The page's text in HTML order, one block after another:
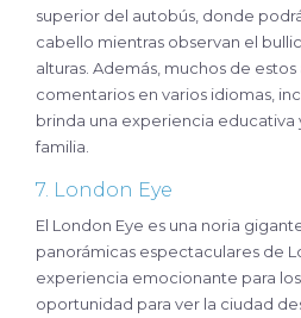
superior del autobús, donde
cabello mientras observan el
alturas. Además, muchos de
comentarios en varios idiomas,
brinda una experiencia educativa
familia.
7. London Eye
El London Eye es una noria
panorámicas espectaculares de
experiencia emocionante para
oportunidad para ver la ciudad